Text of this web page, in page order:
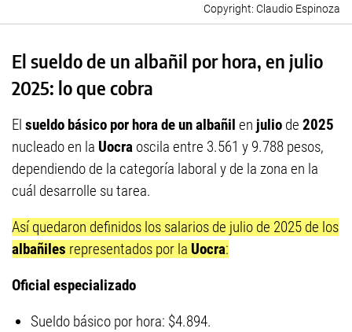
Claudio Espinoza
El sueldo de un albañil por hora, en julio
2025: lo que cobra
El sueldo básico por hora de un albañil en julio de 2025
nucleado en la Uocra oscila entre 3.561 y 9.788 pesos,
dependiendo de la categoría laboral y de la zona en la
cuál desarrolle su tarea.
Así quedaron definidos los salarios de julio de 2025 de los
albañiles representados por la Uocra:
Oficial especializado
Sueldo básico por hora: $4.894.